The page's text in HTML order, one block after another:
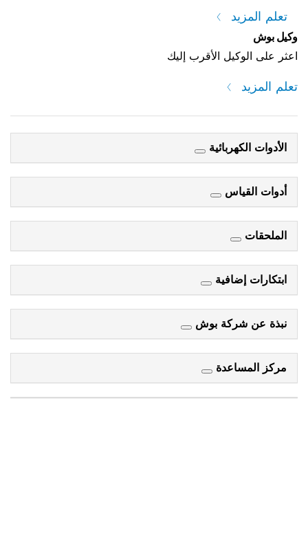
تعلم المزيد
وكيل بوش
اعثر على الوكيل الأقرب إليك
تعلم المزيد
الأدوات الكهربائية
أدوات القياس
الملحقات
ابتكارات إضافية
نبذة عن شركة بوش
مركز المساعدة